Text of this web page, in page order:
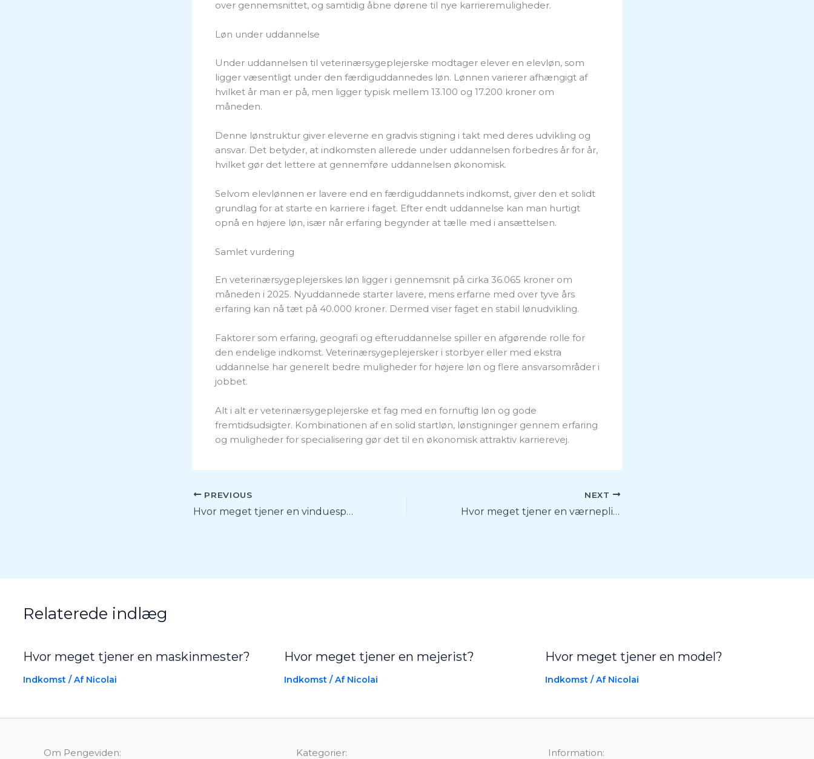
over gennemsnittet, og samtidig åbne dørene til nye karrieremuligheder.
Løn under uddannelse
Under uddannelsen til veterinærsygeplejerske modtager elever en elevløn, som
ligger væsentligt under den færdiguddannedes løn. Lønnen varierer afhængigt af
hvilket år man er på, men ligger typisk mellem 13.100 og 17.200 kroner om
måneden.
Denne lønstruktur giver eleverne en gradvis stigning i takt med deres udvikling og
ansvar. Det betyder, at indkomsten allerede under uddannelsen forbedres år for år,
hvilket gør det lettere at gennemføre uddannelsen økonomisk.
Selvom elevlønnen er lavere end en færdiguddannets indkomst, giver den et solidt
grundlag for at starte en karriere i faget. Efter endt uddannelse kan man hurtigt
opnå en højere løn, især når erfaring begynder at tælle med i ansættelsen.
Samlet vurdering
En veterinærsygeplejerskes løn ligger i gennemsnit på cirka 36.065 kroner om
måneden i 2025. Nyuddannede starter lavere, mens erfarne med over tyve års
erfaring kan nå tæt på 40.000 kroner. Dermed viser faget en stabil lønudvikling.
Faktorer som erfaring, geografi og efteruddannelse spiller en afgørende rolle for
den endelige indkomst. Veterinærsygeplejersker i storbyer eller med ekstra
uddannelse har generelt bedre muligheder for højere løn og flere ansvarsområder i
jobbet.
Alt i alt er veterinærsygeplejerske et fag med en fornuftig løn og gode
fremtidsudsigter. Kombinationen af en solid startløn, lønstigninger gennem erfaring
og muligheder for specialisering gør det til en økonomisk attraktiv karrierevej.
PREVIOUS
Hvor meget tjener en vinduespudser?
NEXT
Hvor meget tjener en værnepligtig?
Relaterede indlæg
Hvor meget tjener en maskinmester?
Indkomst / Af Nicolai
Hvor meget tjener en mejerist?
Indkomst / Af Nicolai
Hvor meget tjener en model?
Indkomst / Af Nicolai
Om Pengeviden: Kategorier: Information: